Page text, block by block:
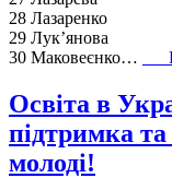
28 Лазаренко
29 Лук’янова
30 Маковеєнко…
Освіта в
підтримка
молоді!